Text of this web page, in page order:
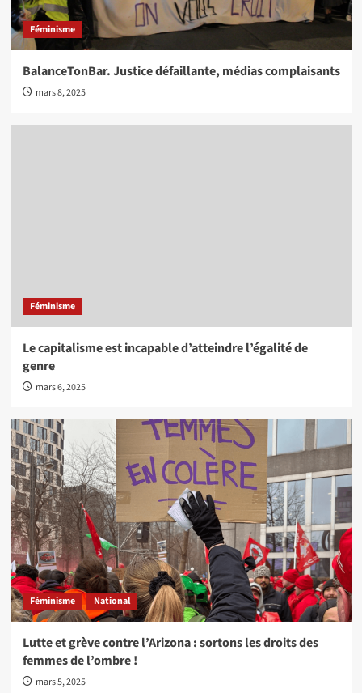
Féminisme
BalanceTonBar. Justice défaillante, médias complaisants
mars 8, 2025
Féminisme
Le capitalisme est incapable d’atteindre l’égalité de
genre
mars 6, 2025
Féminisme National
Lutte et grève contre l’Arizona : sortons les droits des
femmes de l’ombre !
mars 5, 2025